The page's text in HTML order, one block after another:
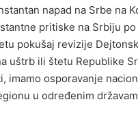
napad na Srbe na
pritiske na Srbiju
pokušaj revizije
uštrb ili štetu Republike
imamo osporavanje
u određenim